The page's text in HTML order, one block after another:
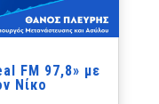
FM 97,8» με
Νίκο